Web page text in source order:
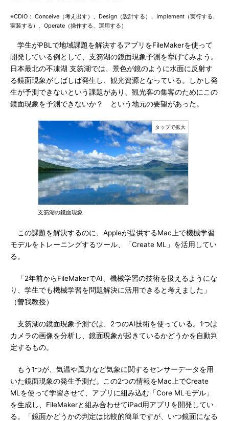
※CDIO： Conceive（考え出す）、Design（設計する）、Implement（実行する、
実装する）、Operate（操作する、運用する）
学生がPBLで地域課題を解決するアプリをFileMakerを使って
開発している例として、支笏湖の鏡面現象予測を挙げてみよう。
日本最北の不凍湖 支笏湖では、景色が鏡のように水面に反射す
る鏡面現象がしばしば発生し、観光資源となっている。しかし発
生が予測できないという課題があり、観光客の集客のためにこの
鏡面現象を予測できないか？ という地元の要望があった。
支笏湖の鏡面現象
この課題を解決するのに、Appleが提供するMac上で機械学習
モデルをトレーニングするツール、「Create ML」を活用してい
る。
「2年前からFileMakerでAI、機械学習の技術を扱えるようにな
り、学生でも機械学習を問題解決に活用できると考えました」
（曽我教授）
支笏湖の鏡面現象予測では、2つのAI技術を使っている。1つは
カメラの画像を分析し、鏡面現象が起きているかどうかを自動判
定するもの。
もう1つが、気温や風力など気象に関するセンサーデータを用
いた鏡面現象の発生予測だ。この2つの情報をMac上でCreate
MLを使って学習させて、アプリに組み込む「Core MLモデル」
を生成し、FileMakerと組み合わせてiPad用アプリを開発してい
る。「鏡面かどうかの判定は比較的簡単ですが、いつ鏡面になる